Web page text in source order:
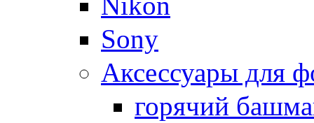
Sony
Аксессуары для
горячий